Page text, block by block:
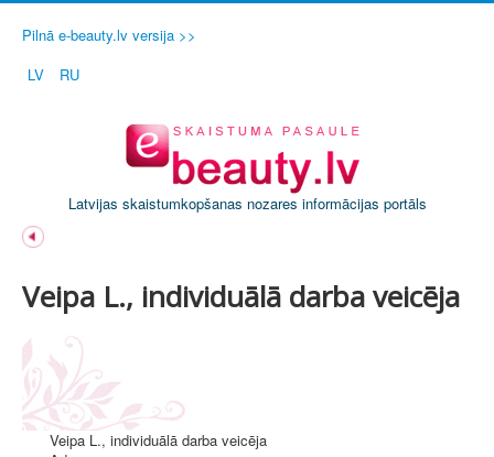
Pilnā e-beauty.lv versija >>
LV
RU
Latvijas skaistumkopšanas nozares informācijas portāls
Veipa L., individuālā darba veicēja
Veipa L., individuālā darba veicēja